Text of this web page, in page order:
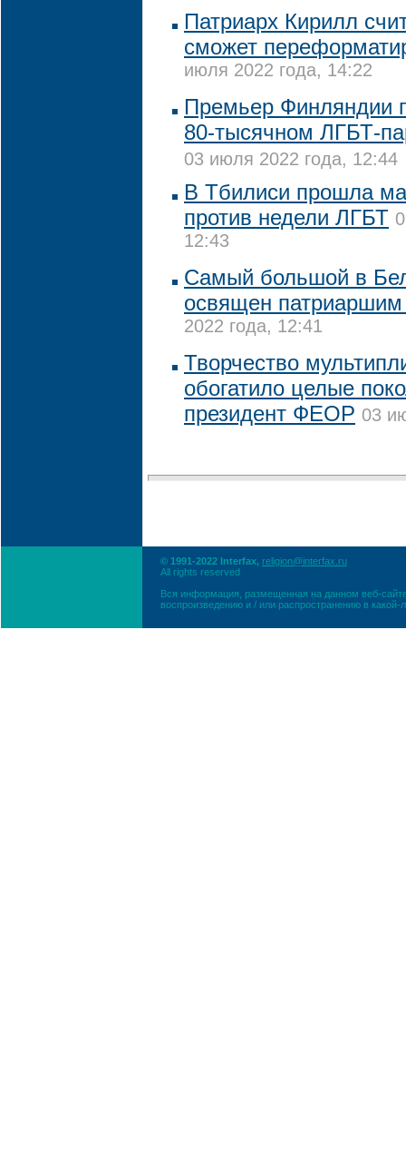
Патриарх Кирилл
сможет
июля 2022 года, 14:22
Премьер Финляндии
80-тысячном ЛГБТ-
03 июля 2022 года, 12:44
В Тбилиси прошла
против недели ЛГБТ
12:43
Самый большой в
освящен патриаршим
2022 года, 12:41
Творчество
обогатило целые
президент ФЕОР 03
© 1991-2022 Interfax, religion@interfax.ru
All rights reserved
Вся информация, размещенная на данном веб-
воспроизведению и / или распространению в